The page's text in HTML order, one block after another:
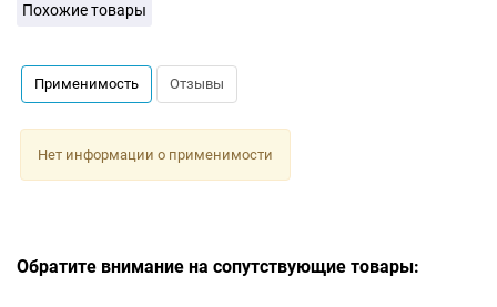
Похожие товары
Применимость Отзывы
Нет информации о применимости
Обратите внимание на сопутствующие товары: